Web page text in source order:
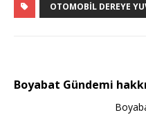
c
o
it ar
OTOMOBIL DEREYE
Boyabat Gündemi